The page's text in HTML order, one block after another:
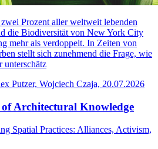
Prozent aller weltweit lebenden
die Biodiversität von New York City
mehr als verdoppelt. In Zeiten von
stellt sich zunehmend die Frage, wie
unterschätz
Putzer, Wojciech Czaja, 20.07.2026
Architectural Knowledge
Spatial Practices: Alliances, Activism,